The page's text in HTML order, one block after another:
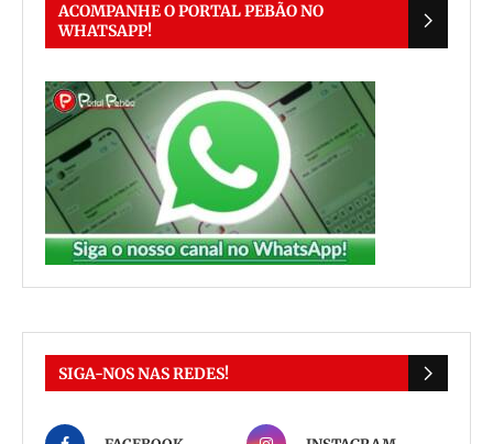
ACOMPANHE O PORTAL PEBÃO NO
WHATSAPP!
SIGA-NOS NAS REDES!